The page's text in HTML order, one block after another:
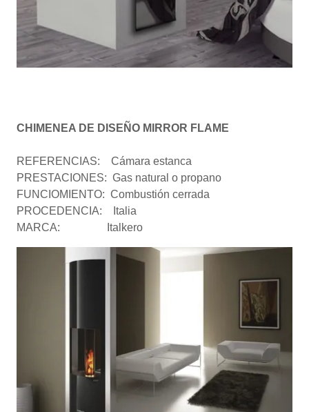
CHIMENEA DE DISEÑO MIRROR FLAME
REFERENCIAS: Cámara estanca
PRESTACIONES: Gas natural o propano
FUNCIOMIENTO: Combustión cerrada
PROCEDENCIA: Italia
MARCA: Italkero